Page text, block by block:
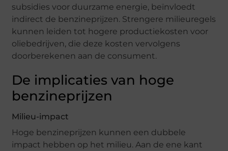
subsidies voor duurzame energie, beïnvloedt
indirect de benzineprijzen. Strengere milieuregels
kunnen leiden tot hogere productiekosten voor
oliebedrijven, die deze kosten vervolgens
doorberekenen aan de consument.
De implicaties van hoge
benzineprijzen
Milieu-impact
Hoge benzineprijzen kunnen een dubbele
impact hebben op het milieu. Aan de ene kant